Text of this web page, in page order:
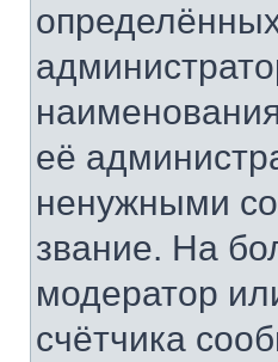
её
ненужными
звание. На
модератор
счётчика